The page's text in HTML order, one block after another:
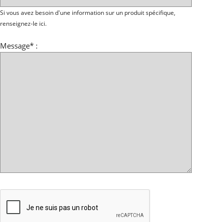
Si vous avez besoin d'une information sur un produit spécifique,
renseignez-le ici.
Message* :